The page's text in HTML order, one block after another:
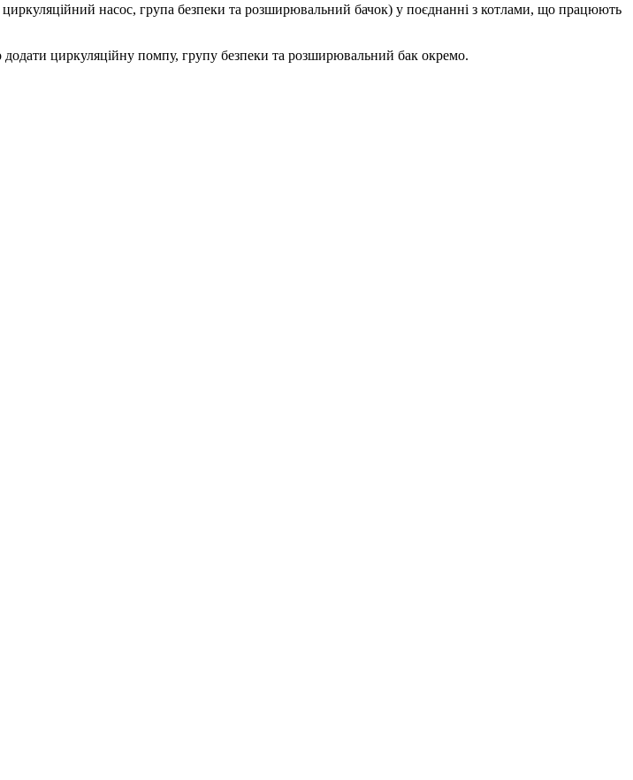
насос, група безпеки та розширювальний бачок) у поєднанні з котлами, що працюють
циркуляційну помпу, групу безпеки та розширювальний бак окремо.